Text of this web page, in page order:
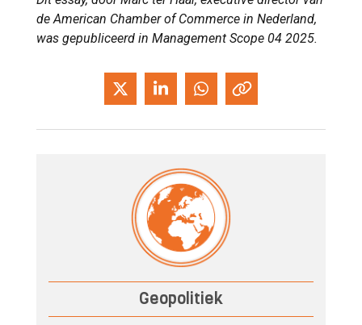
de American Chamber of Commerce in Nederland,
was gepubliceerd in Management Scope 04 2025.
Geopolitiek